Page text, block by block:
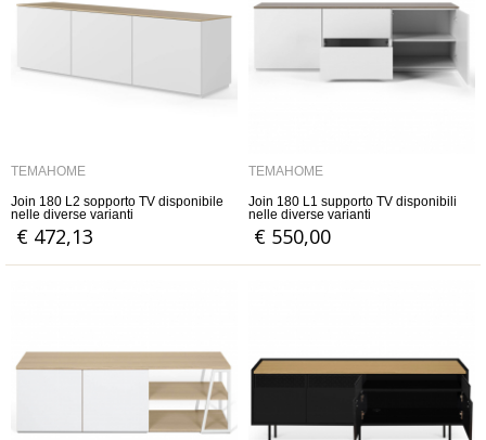
TEMAHOME
Join 180 L2 sopporto TV disponibile
nelle diverse varianti
€ 472,13
TEMAHOME
Join 180 L1 supporto TV disponibili
nelle diverse varianti
€ 550,00